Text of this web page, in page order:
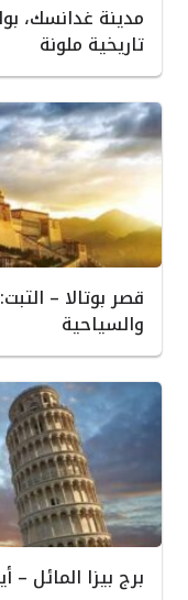
مدينة غدانسك،
تاريخية ملونة
قصر بوتالا –
والسياحية
برج بيزا المائل –